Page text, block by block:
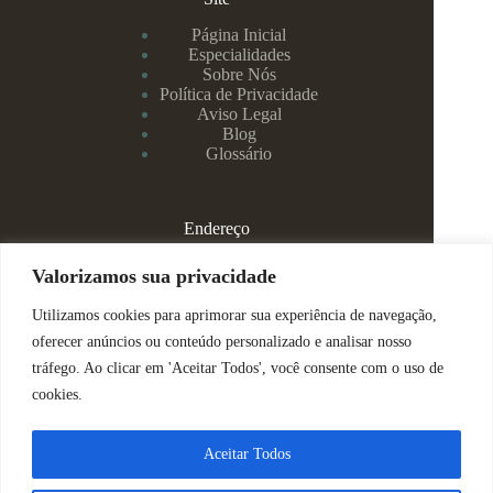
Valorizamos sua privacidade
Utilizamos cookies para aprimorar sua experiência de navegação,
oferecer anúncios ou conteúdo personalizado e analisar nosso
tráfego. Ao clicar em 'Aceitar Todos', você consente com o uso de
cookies.
Aceitar Todos
Página Inicial
Especialidades
Sobre Nós
Política de Privacidade
Aviso Legal
Blog
Glossário
Endereço
Rua Rei Alberto, 108 / 705 - Centro - Juiz de Fora/MG
(32) 99829-3800 - Dra Eduarda
Direitos Reservados @ Tabtech - 2023